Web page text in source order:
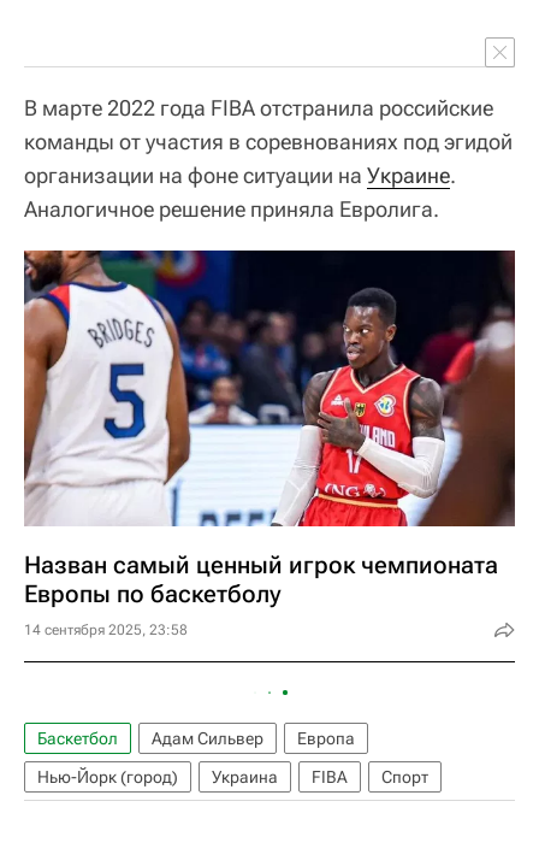
В марте 2022 года FIBA отстранила российские
команды от участия в соревнованиях под эгидой
организации на фоне ситуации на Украине.
Аналогичное решение приняла Евролига.
Назван самый ценный игрок чемпионата
Европы по баскетболу
14 сентября 2025, 23:58
Баскетбол Адам Сильвер
Европа
Нью-Йорк (город)
Украина FIBA Спорт